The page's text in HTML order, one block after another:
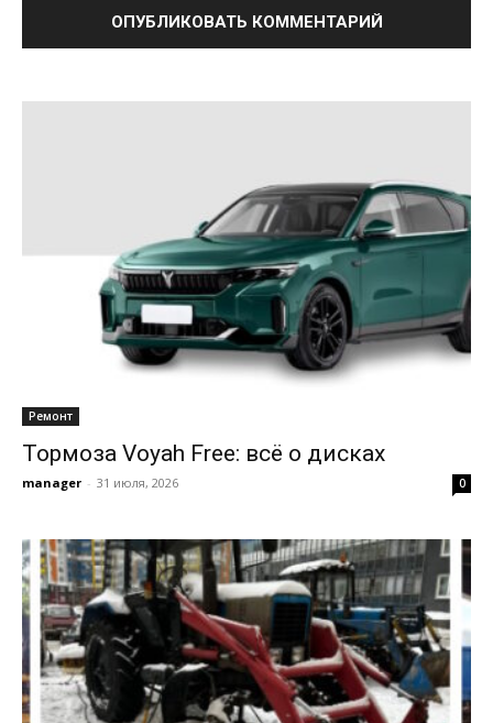
Ремонт
Тормоза Voyah Free: всё о дисках
manager - 31 июля, 2026 0